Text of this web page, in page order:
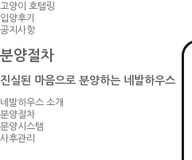
고양이 호텔링
입양후기
공지사항
분양절차
진실된 마음으로 분양하는 네발하우스
네발하우스 소개
분양절차
분양시스템
사후관리